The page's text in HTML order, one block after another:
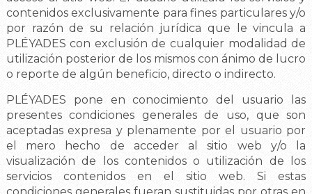
contenidos exclusivamente para fines particulares y/o
por razón de su relación jurídica que le vincula a
PLÉYADES con exclusión de cualquier modalidad de
utilización posterior de los mismos con ánimo de lucro
o reporte de algún beneficio, directo o indirecto.
PLÉYADES pone en conocimiento del usuario las
presentes condiciones generales de uso, que son
aceptadas expresa y plenamente por el usuario por
el mero hecho de acceder al sitio web y/o la
visualización de los contenidos o utilización de los
servicios contenidos en el sitio web. Si estas